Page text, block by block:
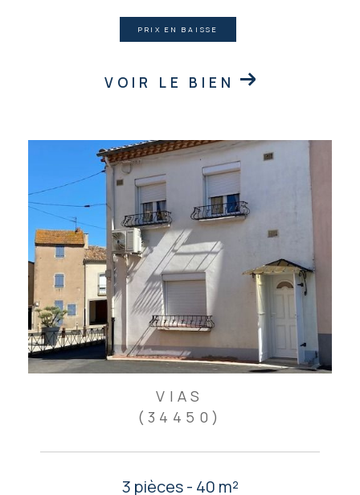
PRIX EN BAISSE
VOIR LE BIEN
VIAS
(34450)
3 pièces - 40 m²